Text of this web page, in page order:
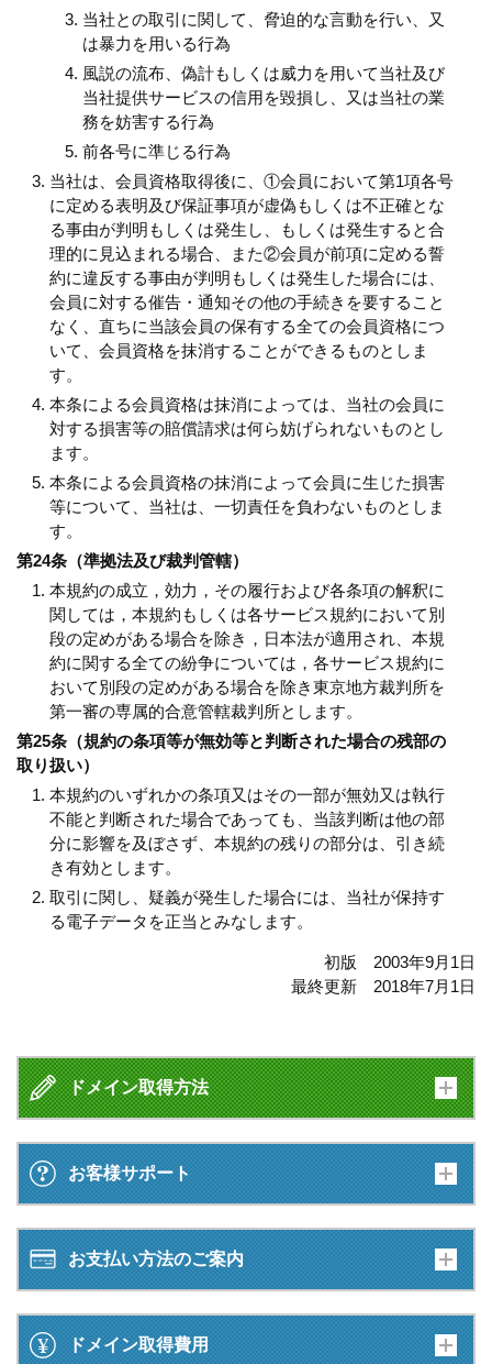
当社との取引に関して、脅迫的な言動を行い、又
は暴力を用いる行為
風説の流布、偽計もしくは威力を用いて当社及び
当社提供サービスの信用を毀損し、又は当社の業
務を妨害する行為
前各号に準じる行為
当社は、会員資格取得後に、①会員において第1項各号
に定める表明及び保証事項が虚偽もしくは不正確とな
る事由が判明もしくは発生し、もしくは発生すると合
理的に見込まれる場合、また②会員が前項に定める誓
約に違反する事由が判明もしくは発生した場合には、
会員に対する催告・通知その他の手続きを要すること
なく、直ちに当該会員の保有する全ての会員資格につ
いて、会員資格を抹消することができるものとしま
す。
本条による会員資格は抹消によっては、当社の会員に
対する損害等の賠償請求は何ら妨げられないものとし
ます。
本条による会員資格の抹消によって会員に生じた損害
等について、当社は、一切責任を負わないものとしま
す。
第24条（準拠法及び裁判管轄）
本規約の成立，効力，その履行および各条項の解釈に
関しては，本規約もしくは各サービス規約において別
段の定めがある場合を除き，日本法が適用され、本規
約に関する全ての紛争については，各サービス規約に
おいて別段の定めがある場合を除き東京地方裁判所を
第一審の専属的合意管轄裁判所とします。
第25条（規約の条項等が無効等と判断された場合の残部の
取り扱い）
本規約のいずれかの条項又はその一部が無効又は執行
不能と判断された場合であっても、当該判断は他の部
分に影響を及ぼさず、本規約の残りの部分は、引き続
き有効とします。
取引に関し、疑義が発生した場合には、当社が保持す
る電子データを正当とみなします。
初版 2003年9月1日
最終更新 2018年7月1日
ドメイン取得方法
お客様サポート
お支払い方法のご案内
ドメイン取得費用